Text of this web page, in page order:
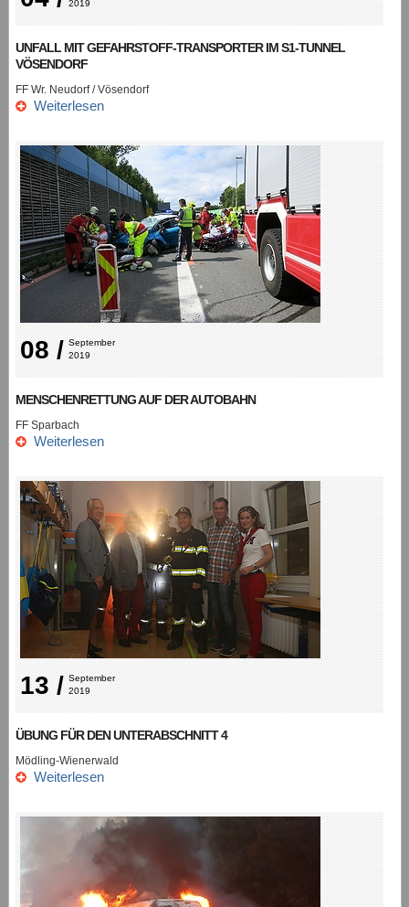
2019
UNFALL MIT GEFAHRSTOFF-TRANSPORTER IM S1-TUNNEL
VÖSENDORF
FF Wr. Neudorf / Vösendorf
Weiterlesen
08 / September
2019
MENSCHENRETTUNG AUF DER AUTOBAHN
FF Sparbach
Weiterlesen
13 / September
2019
ÜBUNG FÜR DEN UNTERABSCHNITT 4
Mödling-Wienerwald
Weiterlesen